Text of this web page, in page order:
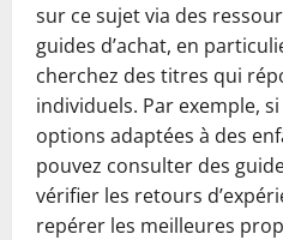
sur ce sujet via des
guides d’achat, en
cherchez des titres qui
individuels. Par exemple,
options adaptées à des
pouvez consulter des
vérifier les retours
repérer les meilleures